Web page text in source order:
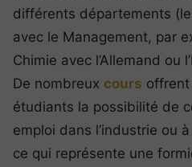
différents départements
avec le Management, par
Chimie avec l’Allemand ou
De nombreux cours offrent
étudiants la possibilité de
emploi dans l’industrie ou
ce qui représente une